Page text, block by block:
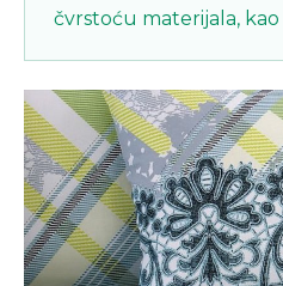
čvrstoću materijala,